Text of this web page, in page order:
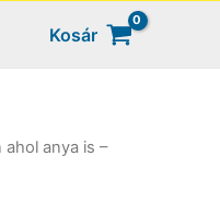
Kosár
anya is –